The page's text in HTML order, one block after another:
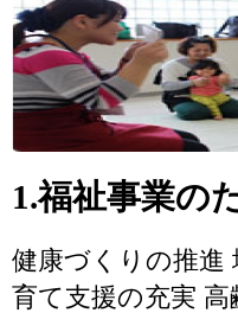
1.福祉事業の
健康づくりの推進
育て支援の充実